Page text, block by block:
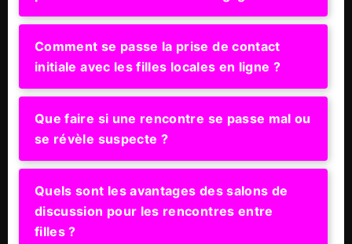
Comment se passe la prise de contact
initiale avec les filles locales en ligne ?
Que faire si une rencontre se passe mal ou
se révèle suspecte ?
Quels sont les avantages des salons de
discussion pour les rencontres entre
filles ?